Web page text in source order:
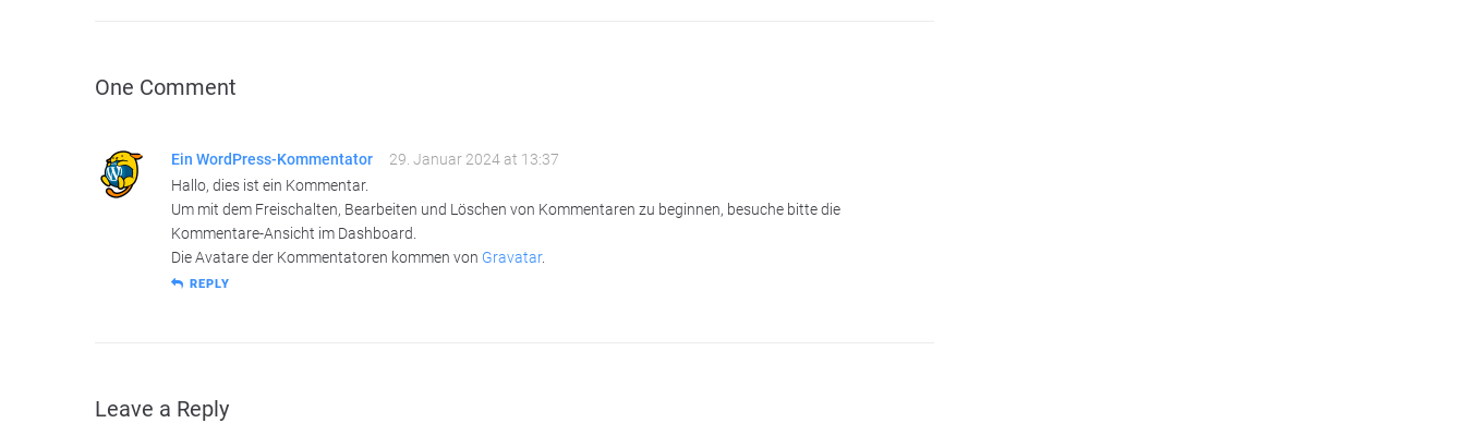
One Comment
Ein WordPress-Kommentator
29. Januar 2024 at 13:37
Hallo, dies ist ein Kommentar.
Um mit dem Freischalten, Bearbeiten und Löschen von Kommentaren zu beginnen, besuche bitte die
Kommentare-Ansicht im Dashboard.
Die Avatare der Kommentatoren kommen von Gravatar.
REPLY
Leave a Reply